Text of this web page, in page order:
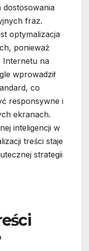
dostosowania
fraz.
optymalizacja
ponieważ
Internetu na
wprowadził
co
responsywne i
ekranach.
inteligencji w
treści staje
strategii